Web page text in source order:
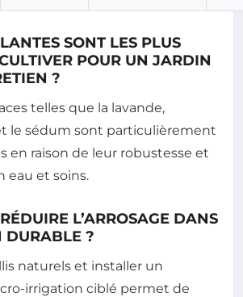
SONT LES PLUS
POUR UN JARDIN
?
telles que la lavande,
le sédum sont particulièrement
en raison de leur robustesse et
eau et soins.
L’ARROSAGE DANS
DURABLE ?
naturels et installer un
irrigation ciblé permet de